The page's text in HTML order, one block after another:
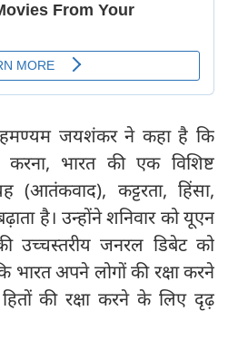
जयशंकर ने कहा है कि
भारत की एक विशिष्ट
(आतंकवाद), कट्टरता, हिंसा,
है। उन्होंने शनिवार को यूएन
उच्चस्तरीय जनरल डिबेट को
भारत अपने लोगों की रक्षा करने
की रक्षा करने के लिए दृढ़